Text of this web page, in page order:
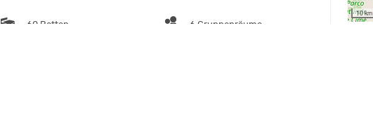
60 Betten 6 Gruppenräume
10 km